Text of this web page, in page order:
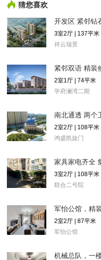
猜您喜欢
开发区 紧邻钻
3室2厅 | 137平米
祥云瑞景
紧邻双语 精装
2室1厅 | 74平米
学府澜湾二期
南北通透 两个
2室2厅 | 108平米
鸿盛凯旋门
家具家电齐全
3室2厅 | 108平米
联合二号院
军怡公馆，精
2室2厅 | 87平米
军怡公馆
机械总队，一